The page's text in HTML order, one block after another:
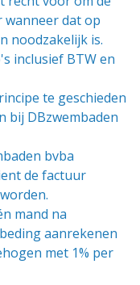
wanneer dat op
noodzakelijk is.
inclusief BTW en
te geschieden
bij DBzwembaden
bvba
de factuur
mand na
aanrekenen
met 1% per